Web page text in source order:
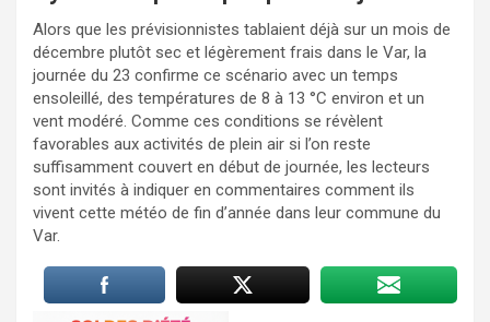
Alors que les prévisionnistes tablaient déjà sur un mois de
décembre plutôt sec et légèrement frais dans le Var, la
journée du 23 confirme ce scénario avec un temps
ensoleillé, des températures de 8 à 13 °C environ et un
vent modéré. Comme ces conditions se révèlent
favorables aux activités de plein air si l’on reste
suffisamment couvert en début de journée, les lecteurs
sont invités à indiquer en commentaires comment ils
vivent cette météo de fin d’année dans leur commune du
Var.